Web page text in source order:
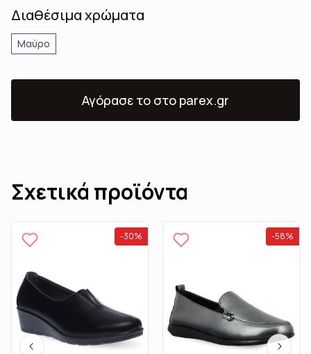
Διαθέσιμα χρώματα
Μαύρο
Αγόρασε το στο parex.gr
Σχετικά προϊόντα
-30% -58%